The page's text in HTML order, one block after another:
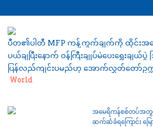
ပီတ၏ပါတီ MFP ကန့်ကွက်ချက်ကို ထိုင်းအခြ
ပယ်ချပြီးနောက် ဝန်ကြီးချုပ်မဲပေးရွေးခ
ပြန်လည်ကျင်းပမည်ဟု အောက်လွှတ်တော်ဥက္
Category:
World
အမေရိကန်စစ်တပ်အတွင်
ဆက်ဆံခံရကြောင်း မ